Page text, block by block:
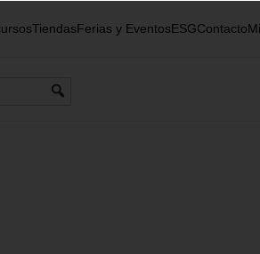
TiendasFerias y EventosESGContacto